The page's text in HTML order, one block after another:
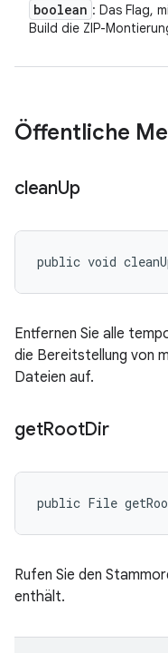
boolean : Das Flag,
Build die ZIP-
Öffentliche
cleanUp
public void
Entfernen Sie alle
die Bereitstellung von
Dateien auf.
getRootDir
public File
Rufen Sie den
enthält.